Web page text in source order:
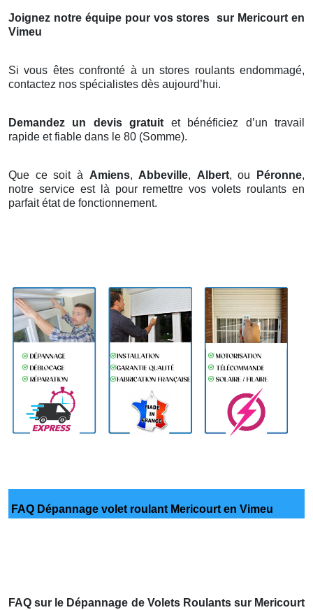
Joignez notre équipe pour vos stores
sur Mericourt en
Vimeu
Si vous êtes confronté à un stores roulants endommagé,
contactez nos spécialistes dès aujourd’hui.
Demandez un devis gratuit et bénéficiez d’un travail
rapide et fiable dans le 80 (Somme).
Que ce soit à Amiens, Abbeville, Albert, ou Péronne,
notre service est là pour remettre vos volets roulants en
parfait état de fonctionnement.
FAQ Dépannage volet roulant Mericourt en Vimeu
FAQ sur le Dépannage de Volets Roulants sur Mericourt